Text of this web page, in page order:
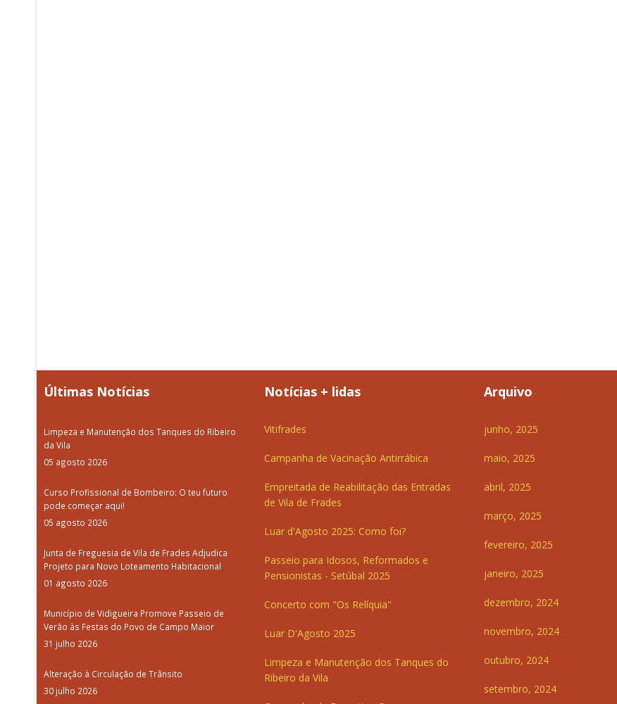
Últimas Notícias
Limpeza e Manutenção dos Tanques do Ribeiro
da Vila
05 agosto 2026
Curso Profissional de Bombeiro: O teu futuro
pode começar aqui!
05 agosto 2026
Junta de Freguesia de Vila de Frades Adjudica
Projeto para Novo Loteamento Habitacional
01 agosto 2026
Município de Vidigueira Promove Passeio de
Verão às Festas do Povo de Campo Maior
31 julho 2026
Alteração à Circulação de Trânsito
30 julho 2026
Notícias + lidas
Vitifrades
Campanha de Vacinação Antirrábica
Empreitada de Reabilitação das Entradas
de Vila de Frades
Luar d'Agosto 2025: Como foi?
Passeio para Idosos, Reformados e
Pensionistas - Setúbal 2025
Concerto com "Os Relíquia"
Luar D'Agosto 2025
Limpeza e Manutenção dos Tanques do
Ribeiro da Vila
Arquivo
junho, 2025
maio, 2025
abril, 2025
março, 2025
fevereiro, 2025
janeiro, 2025
dezembro, 2024
novembro, 2024
outubro, 2024
setembro, 2024